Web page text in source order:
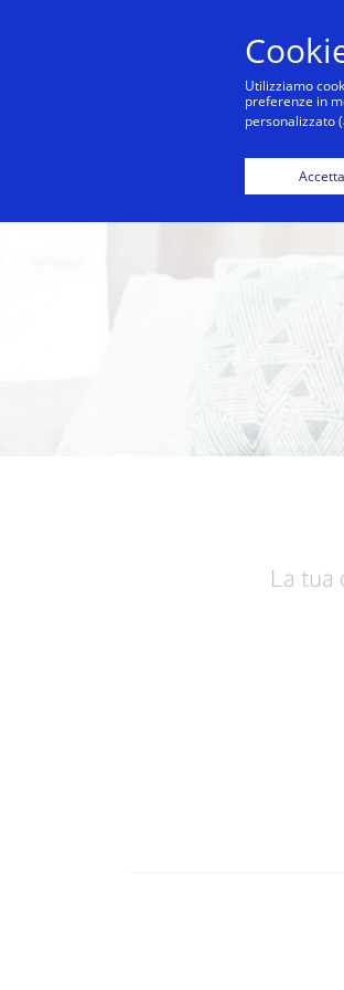
La tua
Utilizziamo
preferenze in
personalizzato
Accetta